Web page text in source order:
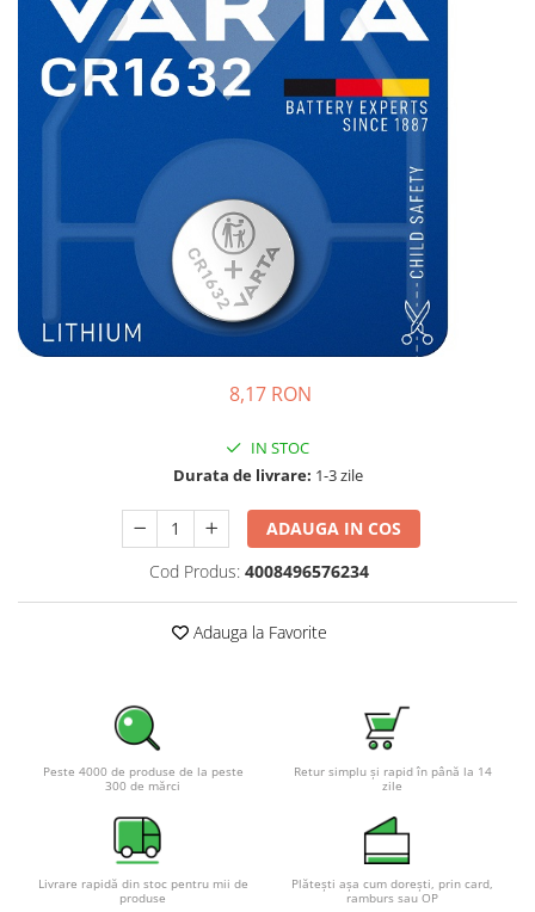
Incarcatoare acumulatori
Panouri fotovoltaice si accesorii
Panouri fotovoltaice
Sisteme prindere panouri
Invertoare Hibrid
Invertoare On-grid
Invertoare Off-grid
Controlere solare
Sisteme de stocare energie
Sisteme fotovoltaice complete
Sisteme fotovoltaice profesionale
Statii de incarcare vehicule
Statii de incarcare
Cabluri de incarcare vehicule
8,17 RON
IN STOC
Durata de livrare: 1-3 zile
ADAUGA IN COS
Cod Produs: 4008496576234
Adauga la Favorite
Peste 4000 de produse de la peste
300 de mărci
Retur simplu și rapid în până la 14
zile
Livrare rapidă din stoc pentru mii de
produse
Plătești așa cum dorești, prin card,
ramburs sau OP